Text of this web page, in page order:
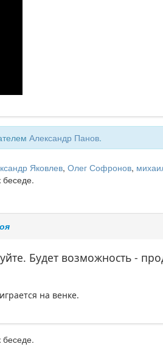
Александр Панов.
Яковлев,Олег Софронов,
беседе.
Будет возможность -
на венке.
беседе.